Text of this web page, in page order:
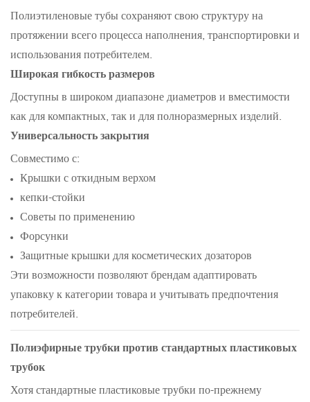
Полиэтиленовые тубы сохраняют свою структуру на
протяжении всего процесса наполнения, транспортировки и
использования потребителем.
Широкая гибкость размеров
Доступны в широком диапазоне диаметров и вместимости
как для компактных, так и для полноразмерных изделий.
Универсальность закрытия
Совместимо с:
Крышки с откидным верхом
кепки-стойки
Советы по применению
Форсунки
Защитные крышки для косметических дозаторов
Эти возможности позволяют брендам адаптировать
упаковку к категории товара и учитывать предпочтения
потребителей.
Полиэфирные трубки против стандартных пластиковых
трубок
Хотя стандартные пластиковые трубки по-прежнему